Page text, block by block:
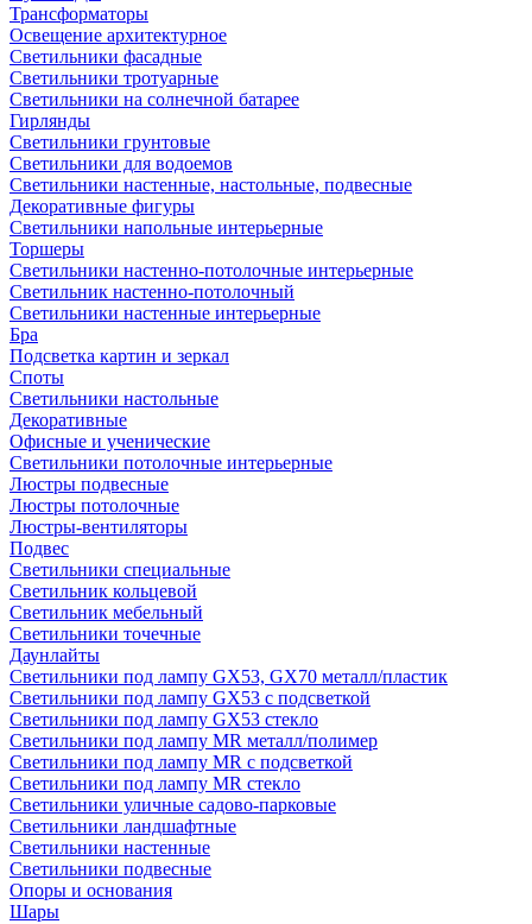
Трансформаторы
Освещение архитектурное
Светильники фасадные
Светильники тротуарные
Светильники на солнечной батарее
Гирлянды
Светильники грунтовые
Светильники для водоемов
Светильники настенные, настольные, подвесные
Декоративные фигуры
Светильники напольные интерьерные
Торшеры
Светильники настенно-потолочные интерьерные
Светильник настенно-потолочный
Светильники настенные интерьерные
Бра
Подсветка картин и зеркал
Споты
Светильники настольные
Декоративные
Офисные и ученические
Светильники потолочные интерьерные
Люстры подвесные
Люстры потолочные
Люстры-вентиляторы
Подвес
Светильники специальные
Светильник кольцевой
Светильник мебельный
Светильники точечные
Даунлайты
Светильники под лампу GX53, GX70 металл/пластик
Светильники под лампу GX53 с подсветкой
Светильники под лампу GX53 стекло
Светильники под лампу MR металл/полимер
Светильники под лампу MR с подсветкой
Светильники под лампу MR стекло
Светильники уличные садово-парковые
Светильники ландшафтные
Светильники настенные
Светильники подвесные
Опоры и основания
Шары